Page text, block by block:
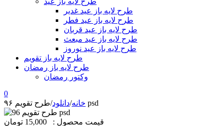
طرح لایه باز عید غدیر
طرح لایه باز عید فطر
طرح لایه باز عید قربان
طرح لایه باز عید مبعث
طرح لایه باز عید نوروز
طرح لایه باز تقویم
طرح لایه باز رمضان
وکتور رمضان
0
خانه/دانلود/ طرح تقویم ۹۶ psd
قیمت محصول : 15,000 تومان